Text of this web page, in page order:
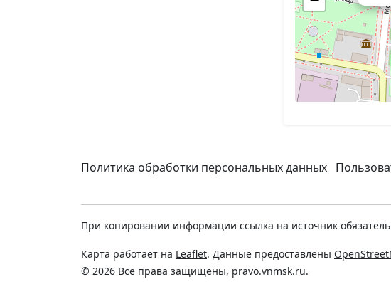
Политика обработки персональных данных
При копировании информации ссылка на источник
Карта работает на Leaflet. Данные предоставлены
© 2026 Все права защищены, pravo.vnmsk.ru.